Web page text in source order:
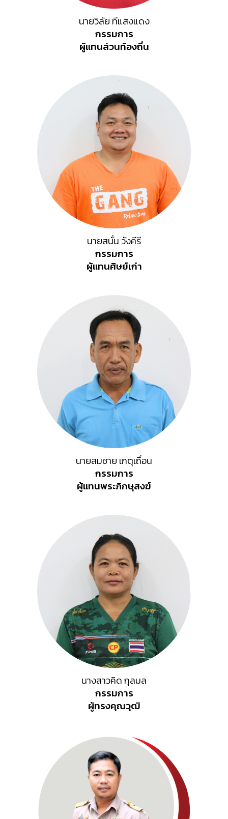
นายวิลัย ทีแสงแดง
กรรมการ
ผู้แทนส่วนท้องถิ่น
นายสนั่น วังคีรี
กรรมการ
ผู้แทนศิษย์เก่า
นายสมชาย เกตุเถื่อน
กรรมการ
ผู้แทนพระภิกษุสงฆ์
นางสาวคิด กุลมล
กรรมการ
ผู้ทรงคุณวุฒิ